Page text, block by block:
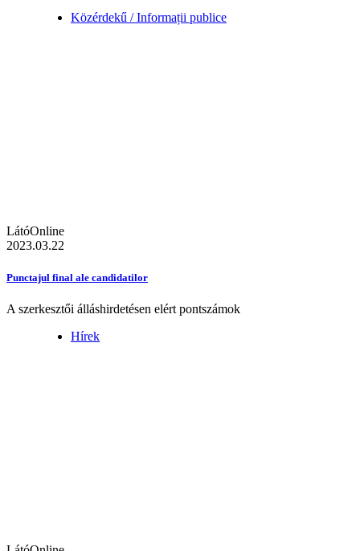
Közérdekű / Informații publice
LátóOnline
2023.03.22
Punctajul final ale candidatilor
A szerkesztői álláshirdetésen elért pontszámok
Hírek